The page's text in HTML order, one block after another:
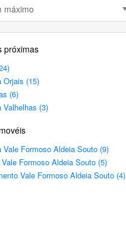
máximo
próximas
Orjais (15)
(6)
Valhelhas (3)
Vale Formoso Aldeia Souto (9)
Vale Formoso Aldeia Souto (5)
Vale Formoso Aldeia Souto (4)